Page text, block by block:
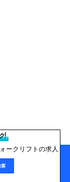
Reserved.